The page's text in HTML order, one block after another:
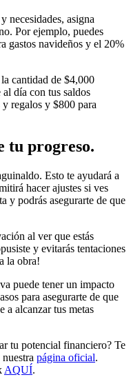
necesidades, asigna
Por ejemplo, puedes
gastos navideños y el 20%
cantidad de $4,000
al día con tus saldos
regalos y $800 para
tu progreso.
Esto te ayudará a
hacer ajustes si ves
y podrás asegurarte de que
al ver que estás
y evitarás tentaciones
la obra!
puede tener un impacto
para asegurarte de que
a alcanzar tus metas
tu potencial financiero? Te
página oficial.
AQUÍ.